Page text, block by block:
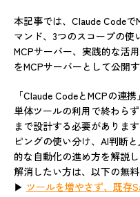
本記事では、Claude Code
マンド、3つのスコープの使
MCPサーバー、実践的な活
をMCPサーバーとして公開
「Claude CodeとMCPの連
単体ツールの利用で終わら
まで設計する必要がありま
ピングの使い分け、AI判断
的な自動化の進め方を解説
解消したい方は、以下の無
▶ ツールを増やさず、既存